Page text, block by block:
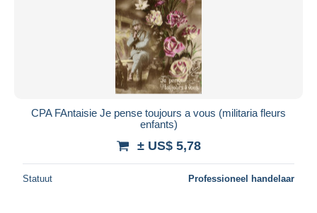
Toepassen
CPA FAntaisie Je pense toujours a vous (militaria fleurs
enfants)
± US$ 5,78
Statuut Professioneel handelaar